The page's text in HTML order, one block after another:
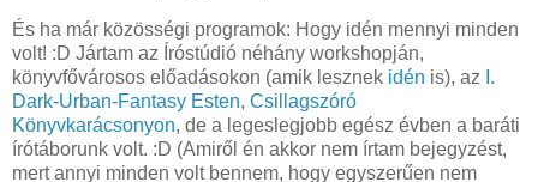
És ha már közösségi programok: Hogy idén mennyi minden
volt! :D Jártam az Íróstúdió néhány workshopján,
könyvfővárosos előadásokon (amik lesznek idén is), az I.
Dark-Urban-Fantasy Esten, Csillagszóró
Könyvkarácsonyon, de a legeslegjobb egész évben a baráti
írótáborunk volt. :D (Amiről én akkor nem írtam bejegyzést,
mert annyi minden volt bennem, hogy egyszerűen nem